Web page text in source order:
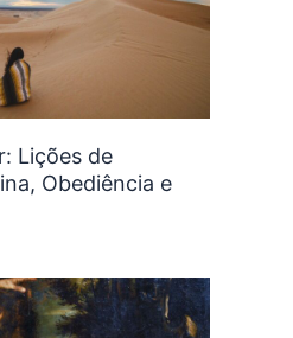
Lições de
Obediência e